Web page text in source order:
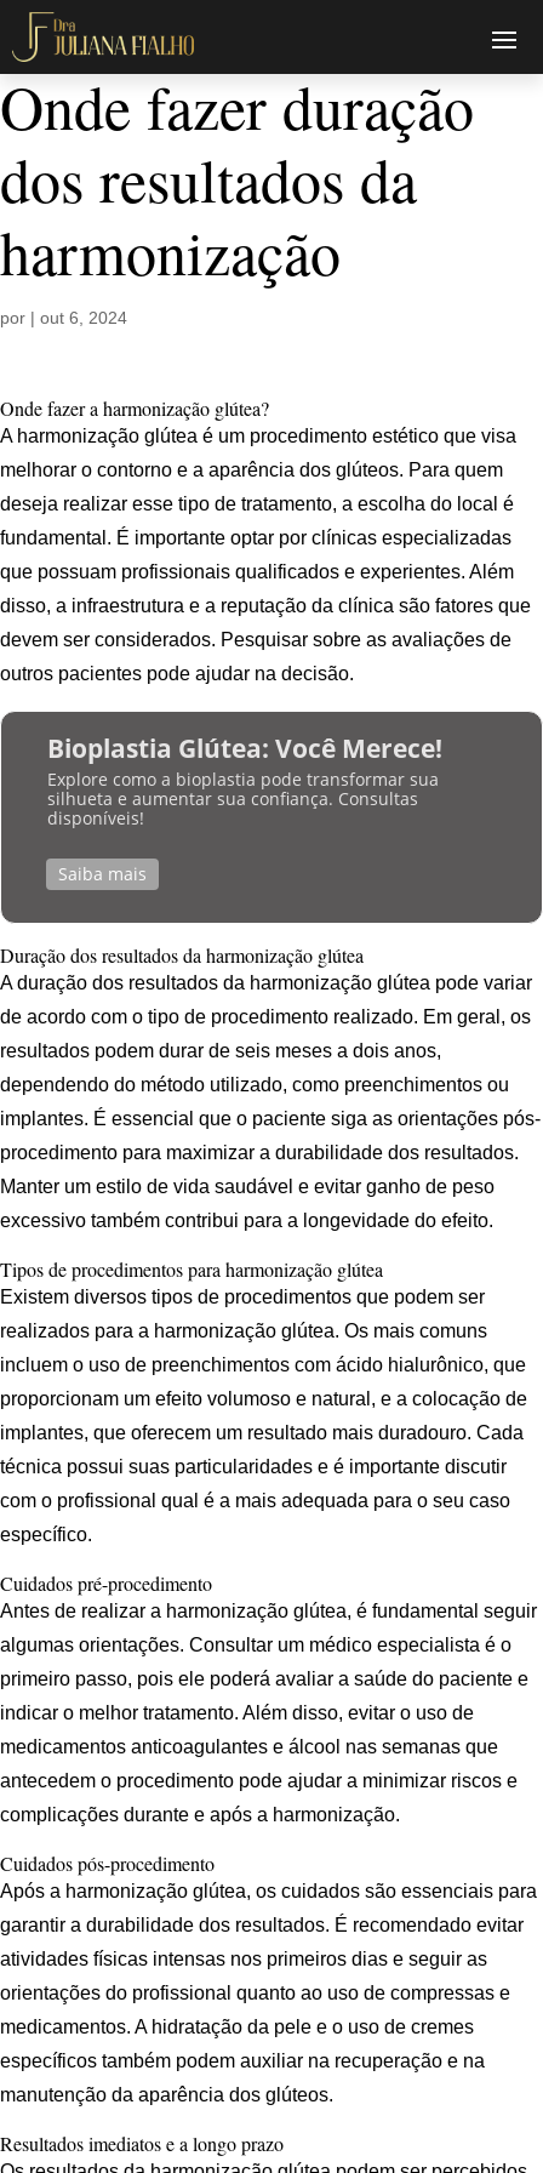
Onde fazer duração
dos resultados da
harmonização
por | out 6, 2024
Onde fazer a harmonização glútea?
A harmonização glútea é um procedimento estético que visa
melhorar o contorno e a aparência dos glúteos. Para quem
deseja realizar esse tipo de tratamento, a escolha do local é
fundamental. É importante optar por clínicas especializadas
que possuam profissionais qualificados e experientes. Além
disso, a infraestrutura e a reputação da clínica são fatores que
devem ser considerados. Pesquisar sobre as avaliações de
outros pacientes pode ajudar na decisão.
Bioplastia Glútea: Você Merece!
Explore como a bioplastia pode transformar sua
silhueta e aumentar sua confiança. Consultas
disponíveis!
Saiba mais
Duração dos resultados da harmonização glútea
A duração dos resultados da harmonização glútea pode variar
de acordo com o tipo de procedimento realizado. Em geral, os
resultados podem durar de seis meses a dois anos,
dependendo do método utilizado, como preenchimentos ou
implantes. É essencial que o paciente siga as orientações pós-
procedimento para maximizar a durabilidade dos resultados.
Manter um estilo de vida saudável e evitar ganho de peso
excessivo também contribui para a longevidade do efeito.
Tipos de procedimentos para harmonização glútea
Existem diversos tipos de procedimentos que podem ser
realizados para a harmonização glútea. Os mais comuns
incluem o uso de preenchimentos com ácido hialurônico, que
proporcionam um efeito volumoso e natural, e a colocação de
implantes, que oferecem um resultado mais duradouro. Cada
técnica possui suas particularidades e é importante discutir
com o profissional qual é a mais adequada para o seu caso
específico.
Cuidados pré-procedimento
Antes de realizar a harmonização glútea, é fundamental seguir
algumas orientações. Consultar um médico especialista é o
primeiro passo, pois ele poderá avaliar a saúde do paciente e
indicar o melhor tratamento. Além disso, evitar o uso de
medicamentos anticoagulantes e álcool nas semanas que
antecedem o procedimento pode ajudar a minimizar riscos e
complicações durante e após a harmonização.
Cuidados pós-procedimento
Após a harmonização glútea, os cuidados são essenciais para
garantir a durabilidade dos resultados. É recomendado evitar
atividades físicas intensas nos primeiros dias e seguir as
orientações do profissional quanto ao uso de compressas e
medicamentos. A hidratação da pele e o uso de cremes
específicos também podem auxiliar na recuperação e na
manutenção da aparência dos glúteos.
Resultados imediatos e a longo prazo